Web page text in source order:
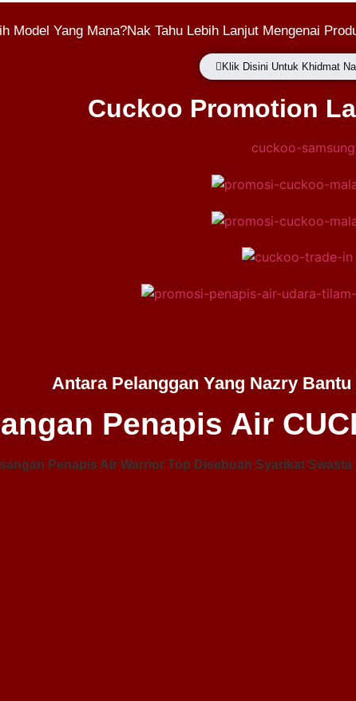
Model Yang Mana?Nak Tahu Lebih Lanjut Mengenai
Klik Disini Untuk Khidmat
Cuckoo Promotion
Antara Pelanggan Yang Nazry
Penapis Air
Penapis Air Warrior Top Disebuah Syarikat Swasta